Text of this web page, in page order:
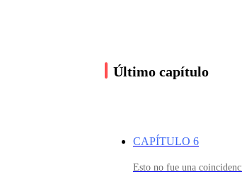
Fruncí el ceño.
Último capítulo
CAPÍTULO 6
Esto no fue una